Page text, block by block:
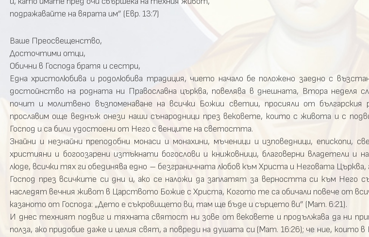
подражавайте на вярата им” (Евр. 13:7)
Ваше Преосвещенство,
Досточтими отци,
Обични в Господа братя и сестри,
Една христолюбива и родолюбива традиция, чието начало бе положено заедно с
достойнство на родната ни Православна църква, повелява в днешната, Втора неделя
почит и молитвено възпоменаване на всички Божии светии, просияли от
прославим още веднъж онези наши сънародници през вековете, които с живота и с
Господ и са били удостоени от Него с венците на светостта.
Знайни и незнайни преподобни монаси и монахини, мъченици и изповедници, епископи,
християни и богоозарени изтъкнати богослови и книжовници, благоверни владетели и
люде, всички тях ги обединява едно – безграничната любов към Христа и Неговата
Господ през всичките си дни и, ако се наложи да заплатят за верността си към Него
наследят вечния живот в Царството Божие с Христа, Когото те са обичали повече от
казаното от Господа: „Дето е съкровището ви, там ще бъде и сърцето ви” (Мат. 6:21).
И днес техният подвиг и тяхната святост ни зове от вековете и продължава да ни
полза, ако придобие даже и целия свят, а повреди на душата си (Мат. 16:26); че ние, които